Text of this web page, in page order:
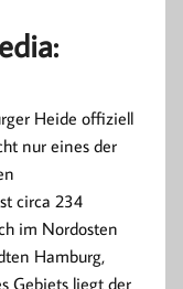
Heide offiziell
nur eines der
circa 234
im Nordosten
Hamburg,
Gebiets liegt der